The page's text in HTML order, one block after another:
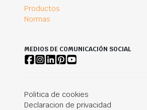
Productos
Normas
MEDIOS DE COMUNICACIÓN SOCIAL
Politica de cookies
Declaracion de privacidad